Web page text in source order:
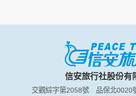
個人的資料，其範圍如下：
您所提供的姓名、電子郵件地址、聯絡
於一般瀏覽時，伺服器會自行記錄相關
設備的 IP 位址、使用時間、使用的瀏
錄等，做為我們增進網站服務的參考依
用，決不對外公布。
為提供精確的服務，我們會將收集的問
信安旅行社股份有
交觀綜字第2058號 品保北0020